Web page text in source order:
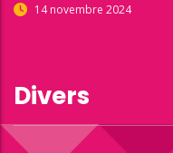
14 novembre 2024
Divers